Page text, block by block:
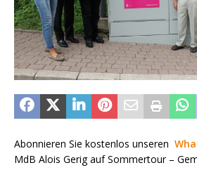
Abonnieren Sie kostenlos unseren
MdB Alois Gerig auf Sommertour –